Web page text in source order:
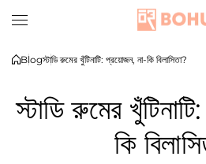
Blogস্টাডি রুমের খুঁটিনাটি: প্রয়োজন, না-কি বিলাসিতা?
স্টাডি রুমের
কি